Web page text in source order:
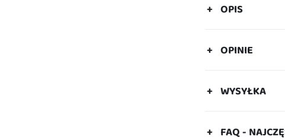
OPIS
OPINIE
WYSYŁKA
FAQ -